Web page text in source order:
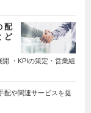
配
ど
・KPIの策定・営業組
配や関連サービスを提